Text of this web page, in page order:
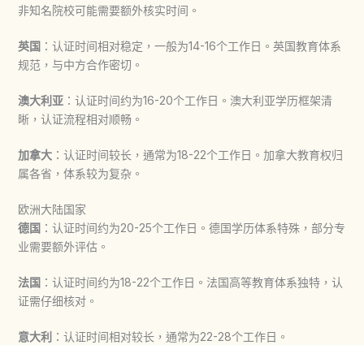
非知名院校可能需要额外核实时间。
英国 ：认证时间相对稳定，一般为14-16个工作日。英国教育体系
规范，与中方合作密切。
澳大利亚：认证时间约为16-20个工作日。澳大利亚学历框架清
晰，认证流程相对顺畅。
加拿大：认证时间较长，通常为18-22个工作日。加拿大教育权归
属各省，体系较为复杂。
欧洲大陆国家
德国 ：认证时间约为20-25个工作日。德国学历体系特殊，部分专
业需要额外评估。
法国 ：认证时间约为18-22个工作日。法国高等教育体系独特，认
证需仔细核对。
意大利 ：认证时间相对较长，通常为22-28个工作日。